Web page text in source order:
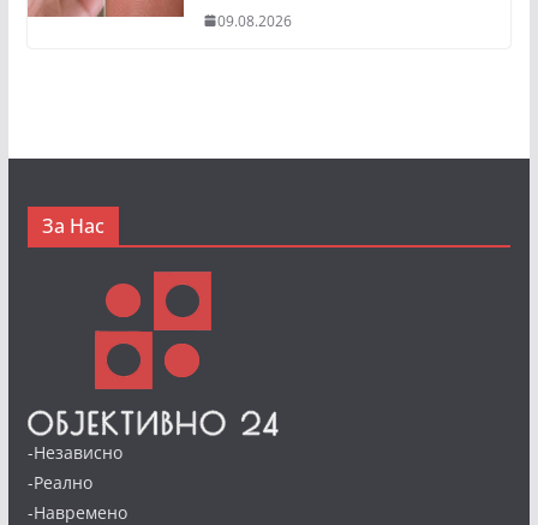
09.08.2026
За Нас
-Независно
-Реално
-Навремено